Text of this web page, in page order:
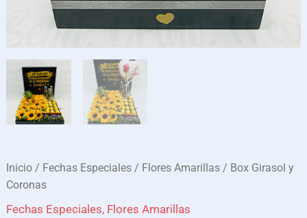
Inicio / Fechas Especiales / Flores Amarillas / Box Girasol y
Coronas
Fechas Especiales, Flores Amarillas